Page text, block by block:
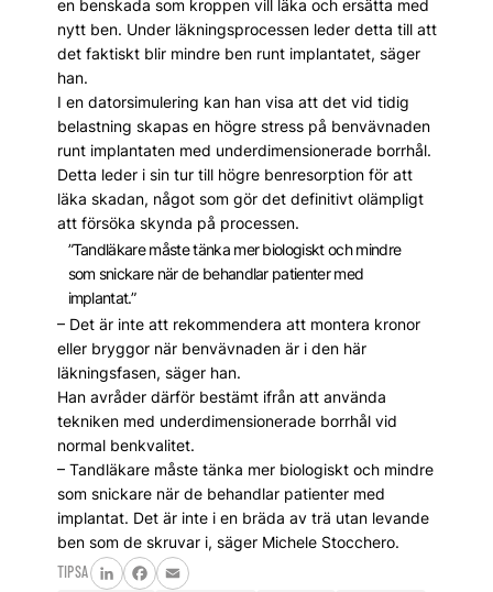
en benskada som kroppen vill läka och ersätta med
nytt ben. Under läkningsprocessen leder detta till att
det faktiskt blir mindre ben runt implantatet, säger
han.
I en datorsimulering kan han visa att det vid tidig
belastning skapas en högre stress på benvävnaden
runt implantaten med underdimensionerade borrhål.
Detta leder i sin tur till högre benresorption för att
läka skadan, något som gör det definitivt olämpligt
att försöka skynda på processen.
”Tandläkare måste tänka mer biologiskt och mindre
som snickare när de behandlar patienter med
implantat.”
– Det är inte att rekommendera att montera kronor
eller bryggor när benvävnaden är i den här
läkningsfasen, säger han.
Han avråder därför bestämt ifrån att använda
tekniken med underdimensionerade borrhål vid
normal benkvalitet.
– Tandläkare måste tänka mer biologiskt och mindre
som snickare när de behandlar patienter med
implantat. Det är inte i en bräda av trä utan levande
ben som de skruvar i, säger Michele Stocchero.
TIPSA
LinkedInFacebook
Email